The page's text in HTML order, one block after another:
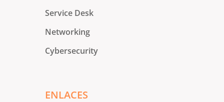
Service Desk
Networking
Cybersecurity
ENLACES